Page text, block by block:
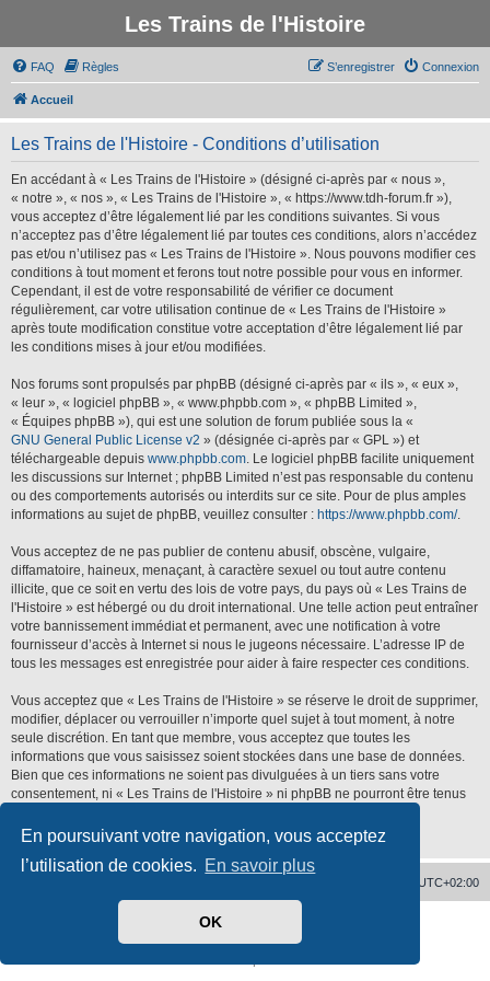
En poursuivant votre navigation, vous acceptez
l’utilisation de cookies. En savoir plus
OK
Les Trains de l'Histoire
FAQ Règles Connexion
S’enregistrer
Accueil
Les Trains de l'Histoire - Conditions d’utilisation
En accédant à « Les Trains de l'Histoire » (désigné ci-après par « nous »,
« notre », « nos », « Les Trains de l'Histoire », « https://www.tdh-forum.fr »),
vous acceptez d’être légalement lié par les conditions suivantes. Si vous
n’acceptez pas d’être légalement lié par toutes ces conditions, alors n’accédez
pas et/ou n’utilisez pas « Les Trains de l'Histoire ». Nous pouvons modifier ces
conditions à tout moment et ferons tout notre possible pour vous en informer.
Cependant, il est de votre responsabilité de vérifier ce document
régulièrement, car votre utilisation continue de « Les Trains de l'Histoire »
après toute modification constitue votre acceptation d’être légalement lié par
les conditions mises à jour et/ou modifiées.
Nos forums sont propulsés par phpBB (désigné ci-après par « ils », « eux »,
« leur », « logiciel phpBB », « www.phpbb.com », « phpBB Limited »,
« Équipes phpBB »), qui est une solution de forum publiée sous la «
GNU General Public License v2 » (désignée ci-après par « GPL ») et
téléchargeable depuis www.phpbb.com. Le logiciel phpBB facilite uniquement
les discussions sur Internet ; phpBB Limited n’est pas responsable du contenu
ou des comportements autorisés ou interdits sur ce site. Pour de plus amples
informations au sujet de phpBB, veuillez consulter : https://www.phpbb.com/.
Vous acceptez de ne pas publier de contenu abusif, obscène, vulgaire,
diffamatoire, haineux, menaçant, à caractère sexuel ou tout autre contenu
illicite, que ce soit en vertu des lois de votre pays, du pays où « Les Trains de
l'Histoire » est hébergé ou du droit international. Une telle action peut entraîner
votre bannissement immédiat et permanent, avec une notification à votre
fournisseur d’accès à Internet si nous le jugeons nécessaire. L’adresse IP de
tous les messages est enregistrée pour aider à faire respecter ces conditions.
Vous acceptez que « Les Trains de l'Histoire » se réserve le droit de supprimer,
modifier, déplacer ou verrouiller n’importe quel sujet à tout moment, à notre
seule discrétion. En tant que membre, vous acceptez que toutes les
informations que vous saisissez soient stockées dans une base de données.
Bien que ces informations ne soient pas divulguées à un tiers sans votre
consentement, ni « Les Trains de l'Histoire » ni phpBB ne pourront être tenus
compromission des données.
UTC+02:00
phpBB ® Forum Software © phpBB Limited
phpBB-fr.com